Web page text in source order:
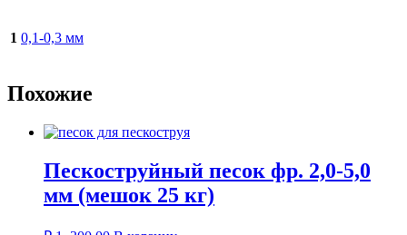
1 0,1-0,3 мм
Похожие
Пескоструйный песок фр. 2,0-5,0
мм (мешок 25 кг)